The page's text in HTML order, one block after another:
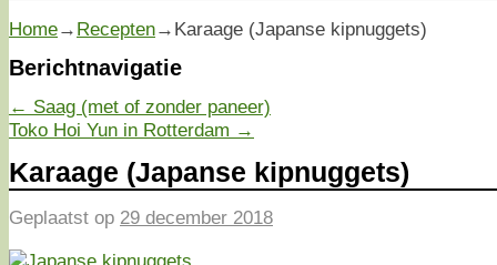
Home→ Recepten→ Karaage (Japanse kipnuggets)
Berichtnavigatie
← Saag (met of zonder paneer)
Toko Hoi Yun in Rotterdam →
Karaage (Japanse kipnuggets)
Geplaatst op 29 december 2018